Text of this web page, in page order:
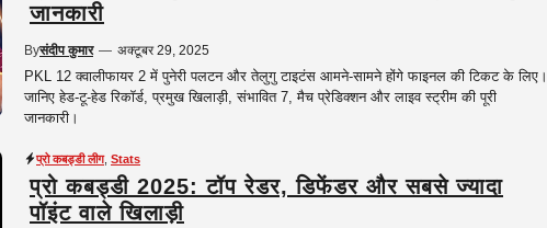
जानकारी
Byसंदीप कुमार — अक्टूबर 29, 2025
PKL 12 क्वालीफायर 2 में पुनेरी पलटन और तेलुगु टाइटंस आमने-सामने होंगे फाइनल की टिकट के लिए।
जानिए हेड-टू-हेड रिकॉर्ड, प्रमुख खिलाड़ी, संभावित 7, मैच प्रेडिक्शन और लाइव स्ट्रीम की पूरी
जानकारी।
प्रो कबड्डी लीग, Stats
प्रो कबड्डी 2025: टॉप रेडर, डिफेंडर और सबसे ज्यादा
पॉइंट वाले खिलाड़ी